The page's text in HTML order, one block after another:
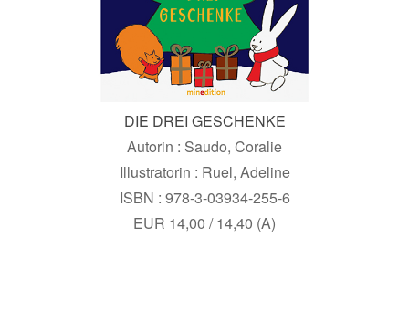
DIE DREI GESCHENKE
Autorin : Saudo, Coralie
Illustratorin : Ruel, Adeline
ISBN : 978-3-03934-255-6
EUR 14,00 / 14,40 (A)